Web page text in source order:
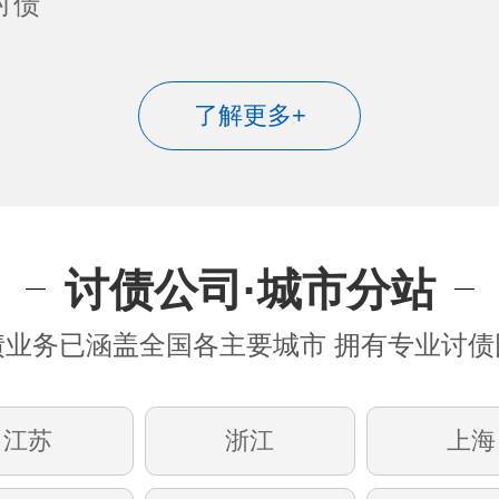
了解更多+
讨债公司·城市分站
务已涵盖全国各主要城市 拥有专业讨
江苏 浙江 上海